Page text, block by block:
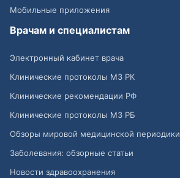
Мобильные приложения
Врачам и специалистам
Электронный кабинет врача
Клинические протоколы МЗ РК
Клинические рекомендации РФ
Клинические протоколы МЗ РБ
Обзоры мировой медицинской периодики
Заболевания: обзорные статьи
Новости здравоохранения